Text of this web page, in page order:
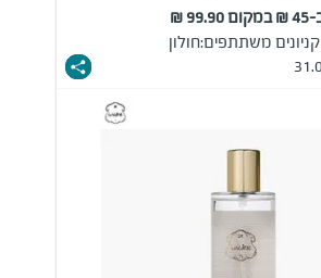
קניונים משתתפים:חולון